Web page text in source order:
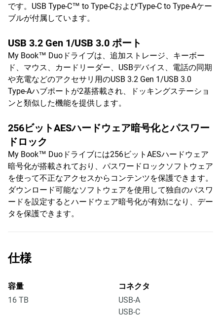
です。USB Type-C™ to Type-CおよびType-C to Type-Aケー
ブルが付属しています。
USB 3.2 Gen 1/USB 3.0 ポート
My Book™ Duoドライブは、追加ストレージ、キーボー
ド、マウス、カードリーダー、USBデバイス、電話の同期
や充電などのアクセサリ用のUSB 3.2 Gen 1/USB 3.0
Type-Aハブポートが2基搭載され、ドッキングステーショ
ンと類似した機能を提供します。
256ビットAESハードウェア暗号化とパスワー
ドロック
My Book™ Duoドライブには256ビットAESハードウェア
暗号化が搭載されており、パスワードロックソフトウェア
を使って不正なアクセスからコンテンツを保護できます。
ダウンロード可能なソフトウェアを使用して独自のパスワ
ードを設定するとハードウェア暗号化が有効になり、デー
タを保護できます。
仕様
容量
16 TB
コネクタ
USB-A
USB-C